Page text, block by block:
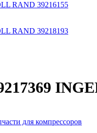
RAND 39216155
RAND 39218193
для компрессоров